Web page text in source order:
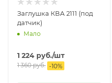
Заглушка КВА 2111 (под
датчик)
Мало
1 224 руб./шт
1 360руб. -10%